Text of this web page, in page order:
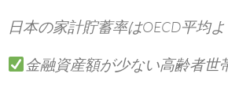
日本の家計貯蓄率はOECD平均
金融資産額が少ない高齢者世